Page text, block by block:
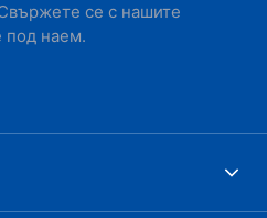
се с нашите
под наем.